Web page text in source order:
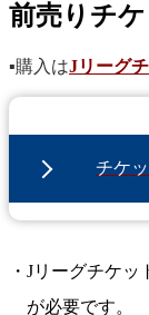
前売りチ
▪️購入はJリーグ
チケ
・Jリーグチケ
が必要です。